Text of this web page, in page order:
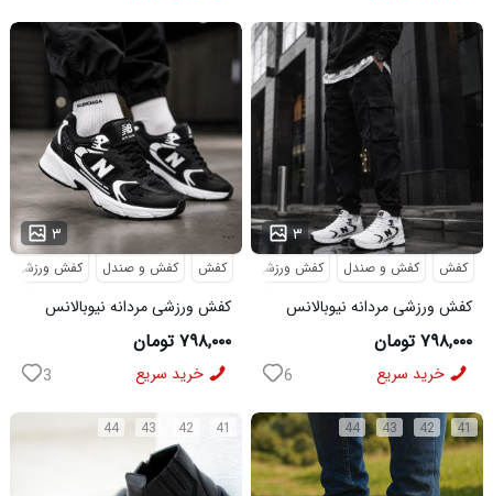
۳ ...
کفش کفش و صندل کفش ورزشی
کفش ورزشی مردانه نیوبالانس
مدل NB مشکی
۷۹۸,۰۰۰ تومان
خرید سریع 3
۳ ...
کفش کفش و صندل کفش ورزشی
کفش ورزشی مردانه نیوبالانس
مدل NB سفید
۷۹۸,۰۰۰ تومان
خرید سریع 6
41
42
43
44 41
42
43
44